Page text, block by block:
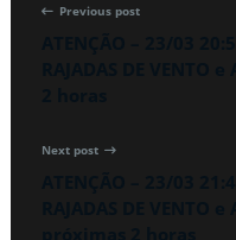
Previous post
Next post